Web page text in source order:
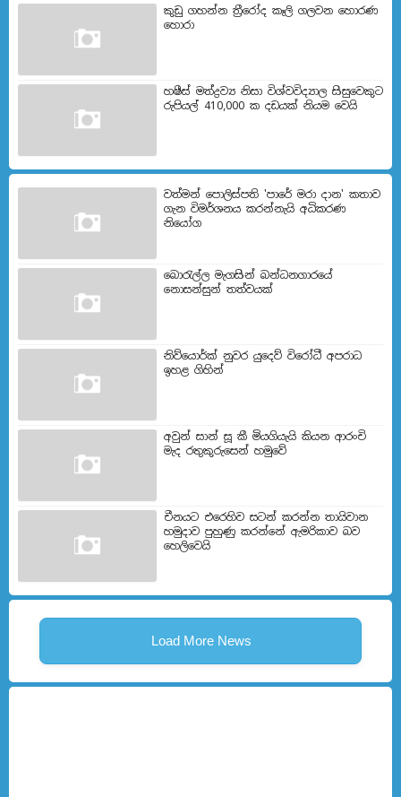
කුඩු ගහන්න ත්‍රීරෝද කෑලි ගලවන හොරණ
හොරා
හෂීස් මත්ද්‍රව්‍ය නිසා විශ්වවිද්‍යාල සිසුවෙකුට
රුපියල් 410,000 ක දඩයක් නියම වෙයි
වත්මන් පොලිස්පති 'පාරේ මරා දාන' කතාව
ගැන විමර්ශනය කරන්නැයි අධිකරණ
නියෝග
බොරැල්ල මැගසින් බන්ධනගාරයේ
නොසන්සුන් තත්වයක්
නිව්යොර්ක් නුවර යුදෙව් විරෝධී අපරාධ
ඉහළ ගිහින්
අවුන් සාන් සූ කී මියගියැයි කියන ආරංචි
මැද රතුකුරුසෙන් හමුවේ
චීනයට එරෙහිව සටන් කරන්න තායිවාන
හමුදාව පුහුණු කරන්නේ ඇමරිකාව බව
හෙලිවෙයි
Load More News